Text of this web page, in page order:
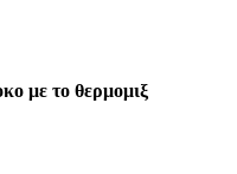
με το θερμομιξ